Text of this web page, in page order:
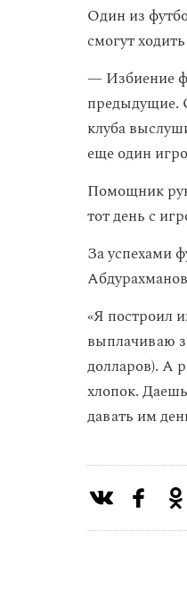
Один из
смогут
— Избиение
предыдущие.
клуба
еще один
Помощник
тот день с
За успехами
«Я построил
выплачиваю
долларов). А
хлопок.
давать им